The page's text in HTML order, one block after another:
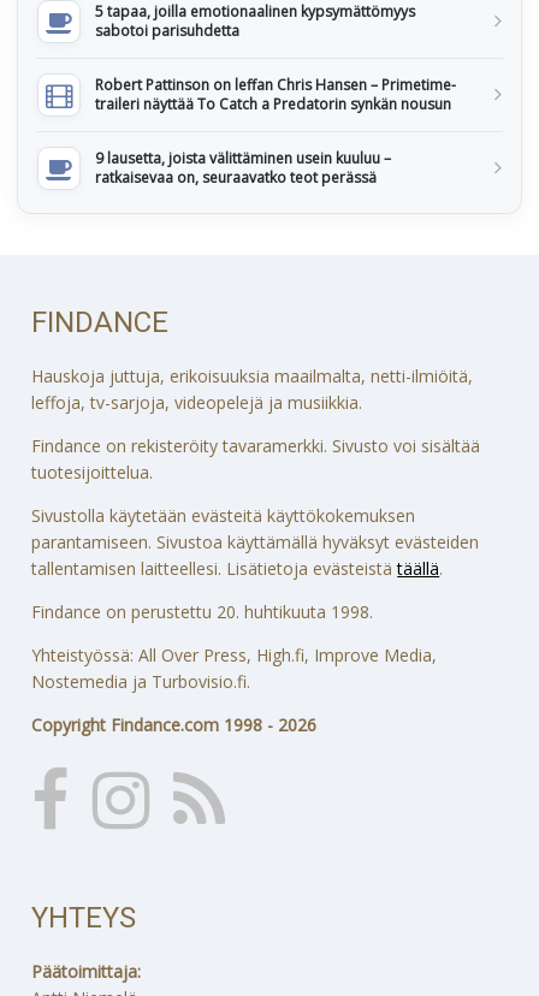
5 tapaa, joilla emotionaalinen kypsymättömyys
sabotoi parisuhdetta
Robert Pattinson on leffan Chris Hansen – Primetime-
traileri näyttää To Catch a Predatorin synkän nousun
9 lausetta, joista välittäminen usein kuuluu –
ratkaisevaa on, seuraavatko teot perässä
FINDANCE
Hauskoja juttuja, erikoisuuksia maailmalta, netti-ilmiöitä,
leffoja, tv-sarjoja, videopelejä ja musiikkia.
Findance on rekisteröity tavaramerkki. Sivusto voi sisältää
tuotesijoittelua.
Sivustolla käytetään evästeitä käyttökokemuksen
parantamiseen. Sivustoa käyttämällä hyväksyt evästeiden
tallentamisen laitteellesi. Lisätietoja evästeistätäällä.
Findance on perustettu 20. huhtikuuta 1998.
Yhteistyössä: All Over Press, High.fi, Improve Media,
Nostemedia ja Turbovisio.fi.
Copyright Findance.com 1998 - 2026
YHTEYS
Päätoimittaja: